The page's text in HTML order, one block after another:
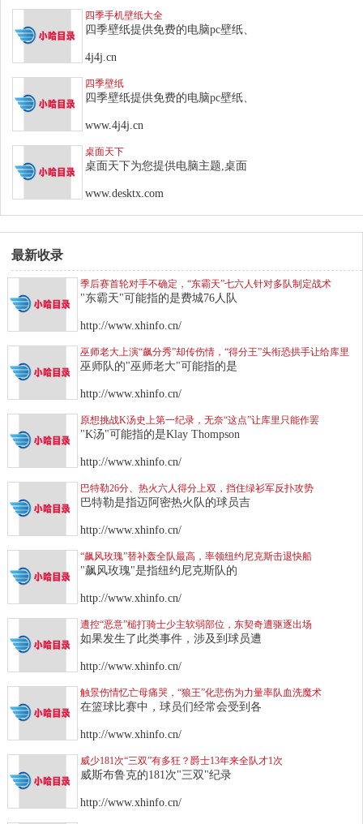
四季手机壁纸大全
四季壁纸提供免费的电脑pc壁纸、
4j4j.cn
四季壁纸
四季壁纸提供免费的电脑pc壁纸、
www.4j4j.cn
桌面天下
桌面天下为您提供电脑主题,桌面
www.desktx.com
最新收录
季后赛首轮对手不确定，“东霸天”七六人针对多队制定战术
"东霸天"可能指的是费城76人队
http://www.xhinfo.cn/
巫师老大上演“飙分秀”却传伤情，“得分王”头衔恐拱手让给库里
巫师队的"巫师老大"可能指的是
http://www.xhinfo.cn/
原想挑战K汤史上第一纪录，无奈“这点”让库里只能作罢
"K汤"可能指的是Klay Thompson
http://www.xhinfo.cn/
巴特勒26分、热火六人得分上双，挡住绿衫军反扑攻势
巴特勒是指迈阿密热火队的球员吉
http://www.xhinfo.cn/
“飙风玫瑰”替补轰全队最高，率领纽约尼克斯击退快船
"飙风玫瑰"是指纽约尼克斯队的
http://www.xhinfo.cn/
遭控“恶意”槌打骑士少主软弱部位，东契奇遭驱逐出场
如果发生了此类事件，涉及到球员遭
http://www.xhinfo.cn/
触景伤情忆亡母痛哭，“狼王”化悲伤为力量率队血洗魔术
在篮球比赛中，球员们经常会受到各
http://www.xhinfo.cn/
威少181次“三双”有多狂？爵士13年来全队才1次
威斯布鲁克的181次"三双"纪录
http://www.xhinfo.cn/